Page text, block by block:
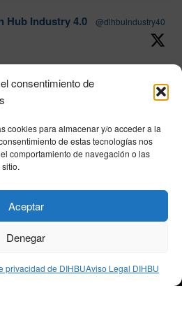
consentimiento de
cookies para almacenar y/o acceder a la
de estas tecnologías nos
comportamiento de navegación o las
Aceptar
Denegar
privacidad de DIHBUAviso Legal DIHBU
Hub Industry 4.0
@dihbuindustry40
Twitter
Load More
|Política de cookies|DNSH|Trabaja con